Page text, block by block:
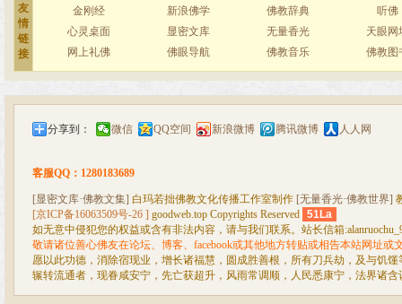
友
情
链
接
金刚经 新浪佛学 佛教辞典
听佛
心灵桌面
显密文库 无量香光
天眼网
网上礼佛
佛眼导航 佛教音乐 佛教图
分享到： 微信 QQ空间 新浪微博 腾讯微博 人人网
客服QQ：1280183689
[显密文库·佛教文集] 白玛若拙佛教文化传播工作室制作 [无量香光·佛教世界]
[京ICP备16063509号-26 ] goodweb.top Copyrights Reserved 51La
如无意中侵犯您的权益或含有非法内容，请与我们联系。站长信箱
敬请诸位善心佛友在论坛、博客、facebook或其他地方转贴或相告本站网址或
愿以此功德，消除宿现业，增长诸福慧，圆成胜善根，所有刀兵劫，及与饥
辗转流通者，现眷咸安宁，先亡获超升，风雨常调顺，人民悉康宁，法界诸含